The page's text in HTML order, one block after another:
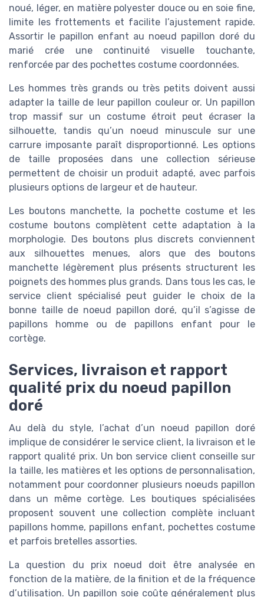
noué, léger, en matière polyester douce ou en soie fine,
limite les frottements et facilite l’ajustement rapide.
Assortir le papillon enfant au noeud papillon doré du
marié crée une continuité visuelle touchante,
renforcée par des pochettes costume coordonnées.
Les hommes très grands ou très petits doivent aussi
adapter la taille de leur papillon couleur or. Un papillon
trop massif sur un costume étroit peut écraser la
silhouette, tandis qu’un noeud minuscule sur une
carrure imposante paraît disproportionné. Les options
de taille proposées dans une collection sérieuse
permettent de choisir un produit adapté, avec parfois
plusieurs options de largeur et de hauteur.
Les boutons manchette, la pochette costume et les
costume boutons complètent cette adaptation à la
morphologie. Des boutons plus discrets conviennent
aux silhouettes menues, alors que des boutons
manchette légèrement plus présents structurent les
poignets des hommes plus grands. Dans tous les cas, le
service client spécialisé peut guider le choix de la
bonne taille de noeud papillon doré, qu’il s’agisse de
papillons homme ou de papillons enfant pour le
cortège.
Services, livraison et rapport
qualité prix du noeud papillon
doré
Au delà du style, l’achat d’un noeud papillon doré
implique de considérer le service client, la livraison et le
rapport qualité prix. Un bon service client conseille sur
la taille, les matières et les options de personnalisation,
notamment pour coordonner plusieurs noeuds papillon
dans un même cortège. Les boutiques spécialisées
proposent souvent une collection complète incluant
papillons homme, papillons enfant, pochettes costume
et parfois bretelles assorties.
La question du prix noeud doit être analysée en
fonction de la matière, de la finition et de la fréquence
d’utilisation. Un papillon soie coûte généralement plus